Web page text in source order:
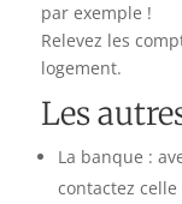
par exemple !
Relevez les
logement.
Les
La banque :
contactez